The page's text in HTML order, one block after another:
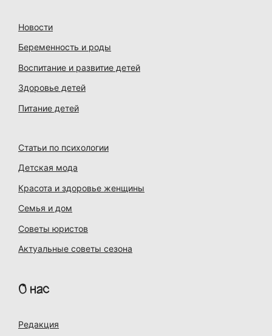
Новости
Беременность и роды
Воспитание и развитие детей
Здоровье детей
Питание детей
Статьи по психологии
Детская мода
Красота и здоровье женщины
Семья и дом
Советы юристов
Актуальные советы сезона
О нас
Редакция